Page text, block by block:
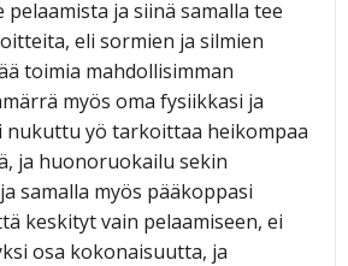
ja siinä samalla tee
eli sormien ja silmien
toimia mahdollisimman
myös oma fysiikkasi ja
nukuttu yö tarkoittaa heikompaa
ja huonoruokailu sekin
samalla myös pääkoppasi
keskityt vain pelaamiseen, ei
osa kokonaisuutta, ja